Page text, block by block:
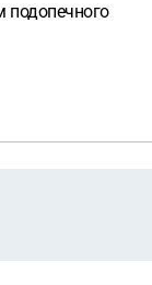
подопечного